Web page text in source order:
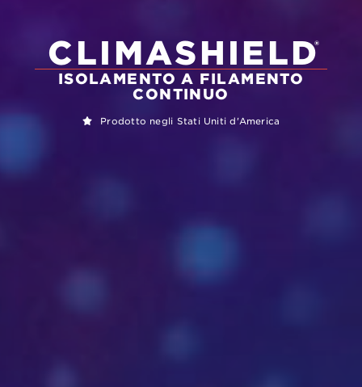
CLIMASHIELD
®
ISOLAMENTO A FILAMENTO
CONTINUO
Prodotto negli Stati Uniti d'America